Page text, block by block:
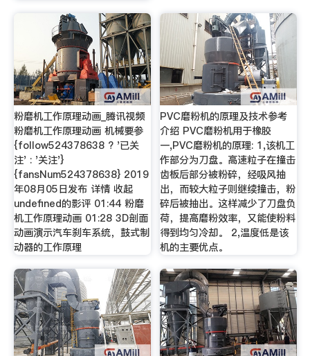
粉磨机工作原理动画_腾讯视频
粉磨机工作原理动画 机械要参
{follow524378638 ? '已关
注' : '关注'}
{fansNum524378638} 2019
年08月05日发布 详情 收起
undefined的影评 01:44 粉磨
机工作原理动画 01:28 3D剖面
动画演示汽车刹车系统，鼓式制
动器的工作原理
PVC磨粉机的原理及技术参考
介绍 PVC磨粉机用于橡胶
一,PVC磨粉机的原理: 1,该机工
作部分为刀盘。高速粒子在撞击
齿板后部分被粉碎，经吸风抽
出，而较大粒子则继续撞击，粉
碎后被抽出。这样减少了刀盘负
荷，提高磨粉效率，又能使粉料
得到均匀冷却。 2,温度低是该
机的主要优点。